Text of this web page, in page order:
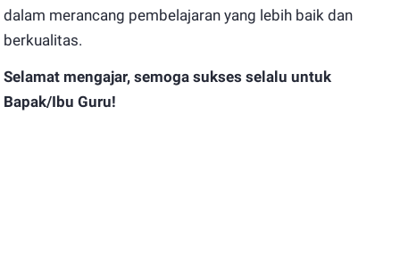
dalam merancang pembelajaran yang lebih baik dan
berkualitas.
Selamat mengajar, semoga sukses selalu untuk
Bapak/Ibu Guru!